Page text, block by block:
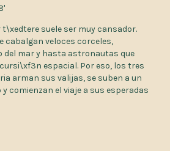
suele ser muy cansador.
cabalgan veloces corceles,
del mar y hasta astronautas que
espacial. Por eso, los tres
arman sus valijas, se suben a un
comienzan el viaje a sus esperadas